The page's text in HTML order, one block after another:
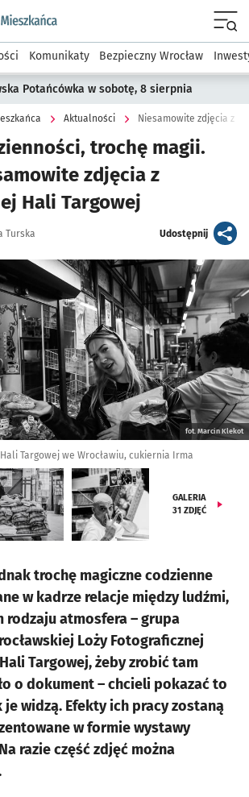
wroclaw.pl podserwis: Dla mieszkańca
Komunikaty Bezpieczny Wrocław
Potańcówka w sobotę, 8 sierpnia
Aktualności Niesamowite zdjęcia z
trochę magii.
zdjęcia z
Hali Targowej
Turska Udostępnijartykuł
galerię
fot. Marcin Klekot
Targowej we Wrocławiu, cukiernia Irma
GALERIA
31 ZDJĘĆ
trochę magiczne codzienne
w kadrze relacje między ludźmi,
rodzaju atmosfera – grupa
Loży Fotograficznej
Targowej, żeby zrobić tam
o dokument – chcieli pokazać to
widzą. Efekty ich pracy zostaną
w formie wystawy
razie część zdjęć można